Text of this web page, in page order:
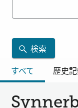
検索
すべて
歴史